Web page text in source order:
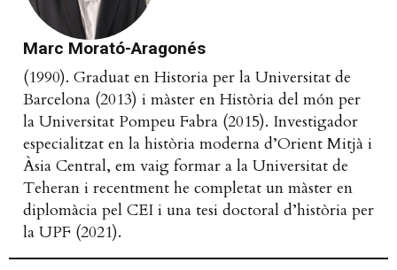
Marc Morató-Aragonés
(1990). Graduat en Historia per la Universitat de
Barcelona (2013) i màster en Història del món per
la Universitat Pompeu Fabra (2015). Investigador
especialitzat en la història moderna d’Orient Mitjà i
Àsia Central, em vaig formar a la Universitat de
Teheran i recentment he completat un màster en
diplomàcia pel CEI i una tesi doctoral d’història per
la UPF (2021).